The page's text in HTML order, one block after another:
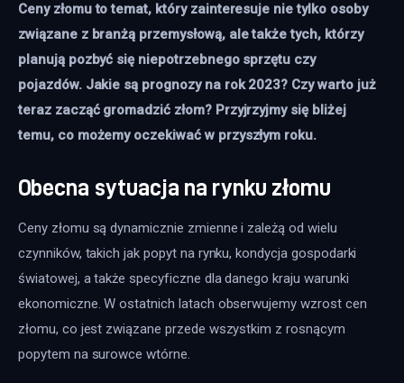
Ceny złomu to temat, który zainteresuje nie tylko osoby
związane z branżą przemysłową, ale także tych, którzy
planują pozbyć się niepotrzebnego sprzętu czy
pojazdów. Jakie są prognozy na rok 2023? Czy warto już
teraz zacząć gromadzić złom? Przyjrzyjmy się bliżej
temu, co możemy oczekiwać w przyszłym roku.
Obecna sytuacja na rynku złomu
Ceny złomu są dynamicznie zmienne i zależą od wielu
czynników, takich jak popyt na rynku, kondycja gospodarki
światowej, a także specyficzne dla danego kraju warunki
ekonomiczne. W ostatnich latach obserwujemy wzrost cen
złomu, co jest związane przede wszystkim z rosnącym
popytem na surowce wtórne.